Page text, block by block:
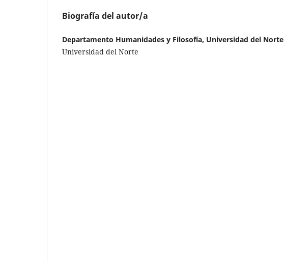
Biografía del autor/a
Departamento Humanidades y Filosofía, Universidad del Norte
Universidad del Norte